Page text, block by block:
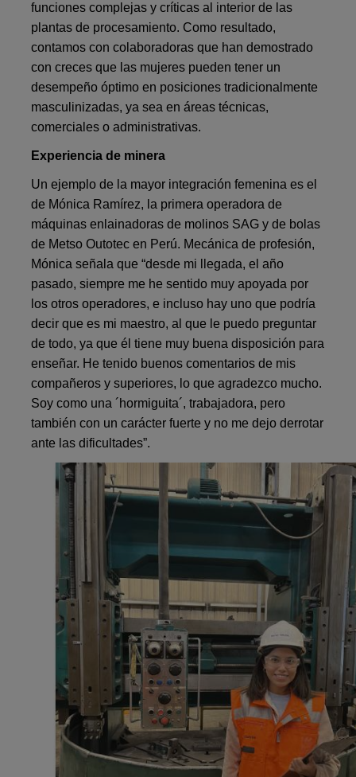
funciones complejas y críticas al interior de las
plantas de procesamiento. Como resultado,
contamos con colaboradoras que han demostrado
con creces que las mujeres pueden tener un
desempeño óptimo en posiciones tradicionalmente
masculinizadas, ya sea en áreas técnicas,
comerciales o administrativas.
Experiencia de minera
Un ejemplo de la mayor integración femenina es el
de Mónica Ramírez, la primera operadora de
máquinas enlainadoras de molinos SAG y de bolas
de Metso Outotec en Perú. Mecánica de profesión,
Mónica señala que “desde mi llegada, el año
pasado, siempre me he sentido muy apoyada por
los otros operadores, e incluso hay uno que podría
decir que es mi maestro, al que le puedo preguntar
de todo, ya que él tiene muy buena disposición para
enseñar. He tenido buenos comentarios de mis
compañeros y superiores, lo que agradezco mucho.
Soy como una ´hormiguita´, trabajadora, pero
también con un carácter fuerte y no me dejo derrotar
ante las dificultades”.